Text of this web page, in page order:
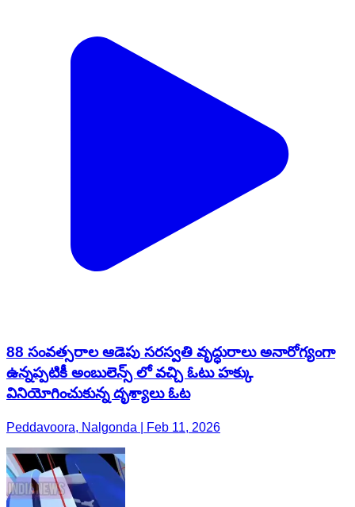
88 సంవత్సరాల ఆడెపు సరస్వతి వృద్ధురాలు అనారోగ్యంగా
ఉన్నప్పటికీ అంబులెన్స్ లో వచ్చి ఓటు హక్కు
వినియోగించుకున్న దృశ్యాలు ఓట
Peddavoora, Nalgonda | Feb 11, 2026